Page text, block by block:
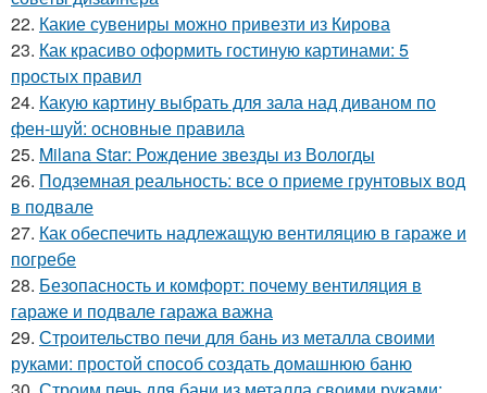
22. Какие сувениры можно привезти из Кирова
23. Как красиво оформить гостиную картинами: 5
простых правил
24. Какую картину выбрать для зала над диваном по
фен-шуй: основные правила
25. Milana Star: Рождение звезды из Вологды
26. Подземная реальность: все о приеме грунтовых вод
в подвале
27. Как обеспечить надлежащую вентиляцию в гараже и
погребе
28. Безопасность и комфорт: почему вентиляция в
гараже и подвале гаража важна
29. Строительство печи для бань из металла своими
руками: простой способ создать домашнюю баню